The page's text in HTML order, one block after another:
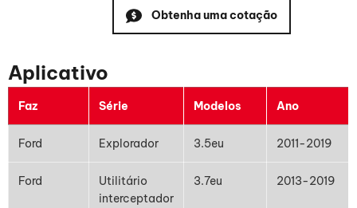
Obtenha uma cotação
Aplicativo
Faz Série Modelos Ano
Ford Explorador 3.5eu 2011-2019
Ford
Utilitário
interceptador
3.7eu 2013-2019